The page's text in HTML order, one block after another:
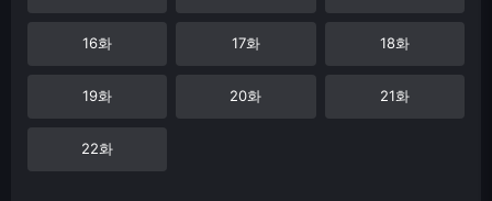
16화 17화 18화
19화 20화 21화
22화